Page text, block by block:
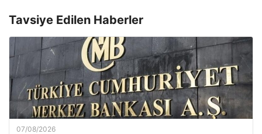
Tavsiye Edilen Haberler
07/08/2026